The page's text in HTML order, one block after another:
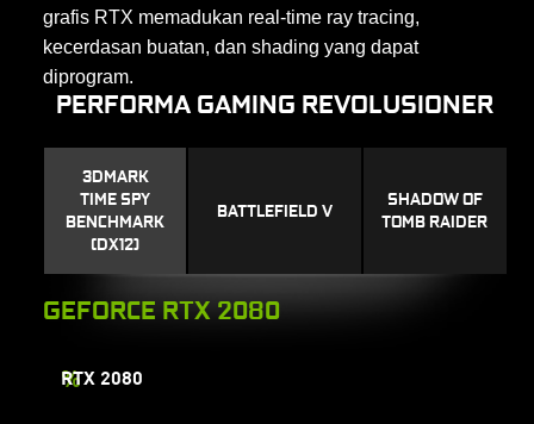
grafis RTX memadukan real-time ray tracing,
kecerdasan buatan, dan shading yang dapat
diprogram.
PERFORMA GAMING REVOLUSIONER
3DMARK
TIME SPY
BENCHMARK
(DX12)
BATTLEFIELD V
SHADOW OF
TOMB RAIDER
GEFORCE RTX 2080
RTX 2080
%